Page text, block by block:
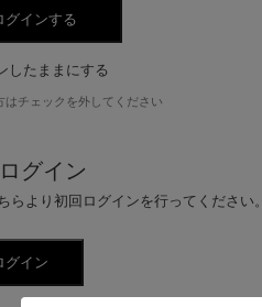
したままにする
はチェックを外してください
グイン
より初回ログインを行ってください。